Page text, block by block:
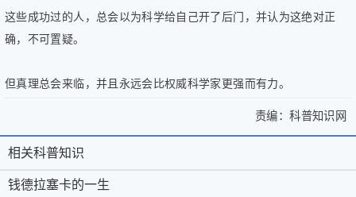
这些成功过的人，总会以为科学给自己开了后门，并认为这绝对正
确，不可置疑。
但真理总会来临，并且永远会比权威科学家更强而有力。
责编：科普知识网
钱
德
>
相
关
钱
德
拉
塞
关
于
微
相关科普知识
钱德拉塞卡的一生